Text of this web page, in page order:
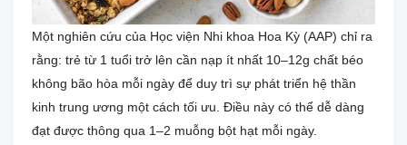
Một nghiên cứu của Học viện Nhi khoa Hoa Kỳ (AAP) chỉ ra
rằng: trẻ từ 1 tuổi trở lên cần nạp ít nhất 10–12g chất béo
không bão hòa mỗi ngày để duy trì sự phát triển hệ thần
kinh trung ương một cách tối ưu. Điều này có thể dễ dàng
đạt được thông qua 1–2 muỗng bột hạt mỗi ngày.